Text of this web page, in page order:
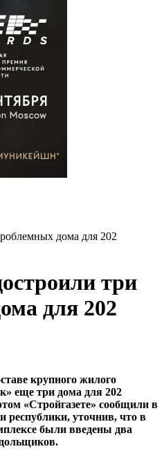
дома для 202
три
для 202
крупного жилого
еще три дома для 202
«Стройгазете» сообщили в
республики, уточнив, что в
были введены два